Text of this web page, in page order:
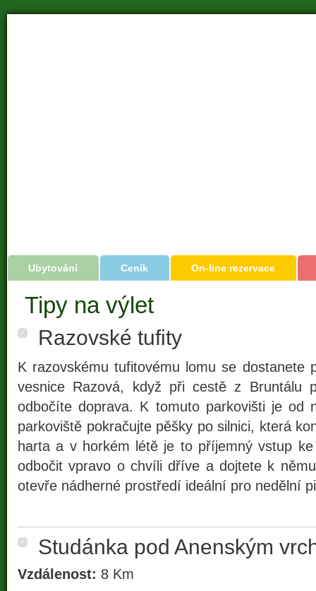
Ubytování Ceník On-line rezervace
Tipy na výlet
Razovské tufity
K razovskému tufitovému lomu se dostanete
vesnice Razová, když při cestě z Bruntálu
odbočíte doprava. K tomuto parkovišti je od
parkoviště pokračujte pěšky po silnici, která
harta a v horkém létě je to příjemný vstup
odbočit vpravo o chvíli dříve a dojtete k
otevře nádherné prostředí ideální pro nedělní
Studánka pod Anenským
Vzdálenost: 8 Km